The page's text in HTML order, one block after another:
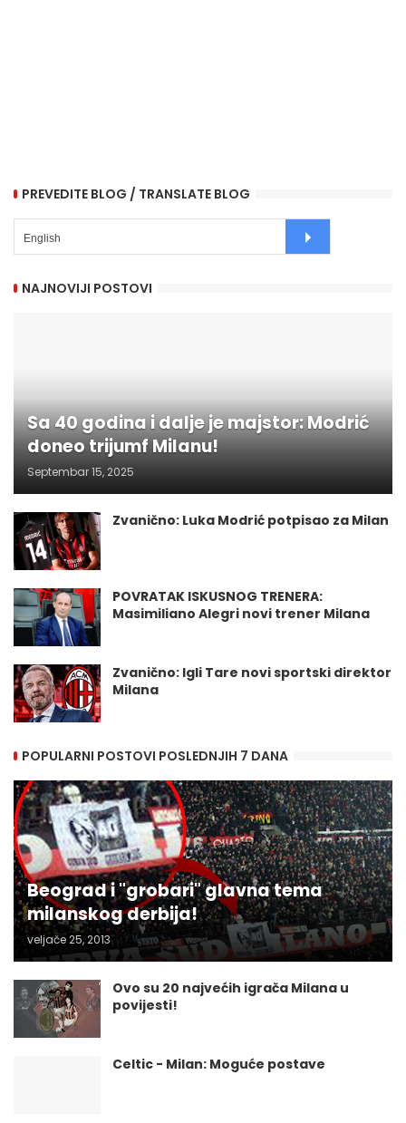
PREVEDITE BLOG / TRANSLATE BLOG
NAJNOVIJI POSTOVI
Sa 40 godina i dalje je majstor: Modrić
doneo trijumf Milanu!
Septembar 15, 2025
Zvanično: Luka Modrić potpisao za Milan
POVRATAK ISKUSNOG TRENERA:
Masimiliano Alegri novi trener Milana
Zvanično: Igli Tare novi sportski direktor
Milana
POPULARNI POSTOVI POSLEDNJIH 7 DANA
Beograd i "grobari" glavna tema
milanskog derbija!
veljače 25, 2013
Ovo su 20 najvećih igrača Milana u
povijesti!
Celtic - Milan: Moguće postave